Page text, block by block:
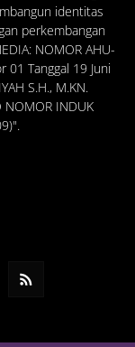
identitas
perkembangan
NOMOR AHU-
01 Tanggal 19 Juni
S.H., M.KN.
NOMOR INDUK